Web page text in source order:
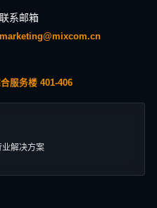
联系邮箱
marketing@mixcom.cn
服务楼 401-406
解决方案